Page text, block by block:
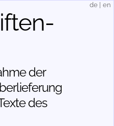
der
des
de en